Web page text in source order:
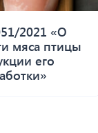
2021 «О
мяса птицы
его